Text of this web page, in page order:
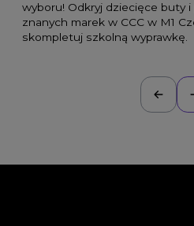
wyboru! Odkryj dziecięce buty i
znanych marek w CCC w M1
skompletuj szkolną wyprawkę.